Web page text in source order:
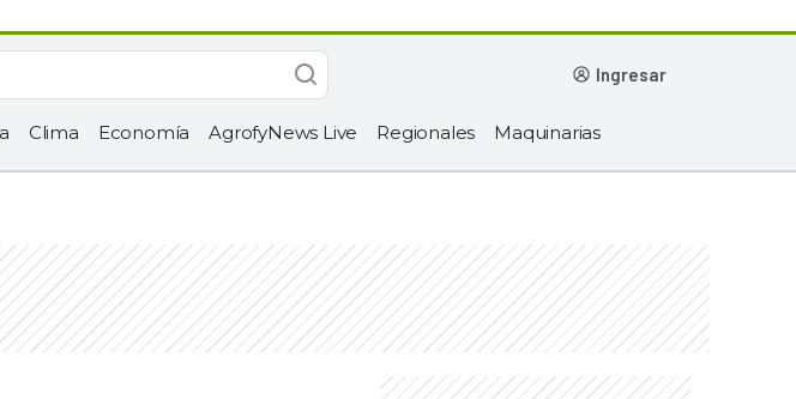
ingresar
Clima Economía AgrofyNews Live Regionales Maquinarias